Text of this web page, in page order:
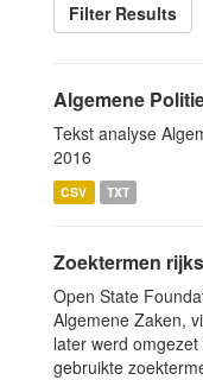
Filter Results
Algemene
Tekst analyse
2016
CSV TXT
Zoektermen
Open State
Algemene Zaken,
later werd
gebruikte